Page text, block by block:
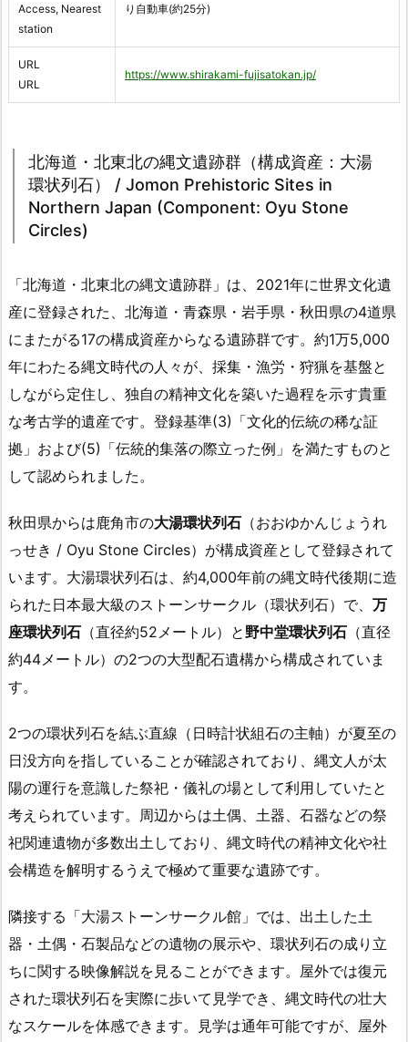
Access, Nearest
station
り自動車(約25分)
URL
URL
https://www.shirakami-fujisatokan.jp/
北海道・北東北の縄文遺跡群（構成資産：大湯
環状列石） / Jomon Prehistoric Sites in
Northern Japan (Component: Oyu Stone
Circles)
「北海道・北東北の縄文遺跡群」は、2021年に世界文化遺
産に登録された、北海道・青森県・岩手県・秋田県の4道県
にまたがる17の構成資産からなる遺跡群です。約1万5,000
年にわたる縄文時代の人々が、採集・漁労・狩猟を基盤と
しながら定住し、独自の精神文化を築いた過程を示す貴重
な考古学的遺産です。登録基準(3)「文化的伝統の稀な証
拠」および(5)「伝統的集落の際立った例」を満たすものと
して認められました。
秋田県からは鹿角市の大湯環状列石 （おおゆかんじょうれ
っせき / Oyu Stone Circles）が構成資産として登録されて
います。大湯環状列石は、約4,000年前の縄文時代後期に造
られた日本最大級のストーンサークル（環状列石）で、 万
座環状列石 （直径約52メートル）と 野中堂環状列石 （直径
約44メートル）の2つの大型配石遺構から構成されていま
す。
2つの環状列石を結ぶ直線（日時計状組石の主軸）が夏至の
日没方向を指していることが確認されており、縄文人が太
陽の運行を意識した祭祀・儀礼の場として利用していたと
考えられています。周辺からは土偶、土器、石器などの祭
祀関連遺物が多数出土しており、縄文時代の精神文化や社
会構造を解明するうえで極めて重要な遺跡です。
隣接する「大湯ストーンサークル館」では、出土した土
器・土偶・石製品などの遺物の展示や、環状列石の成り立
ちに関する映像解説を見ることができます。屋外では復元
された環状列石を実際に歩いて見学でき、縄文時代の壮大
なスケールを体感できます。見学は通年可能ですが、屋外